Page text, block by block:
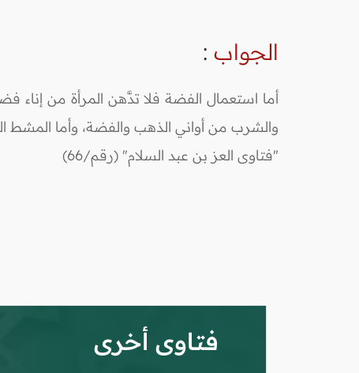
الجواب :
أما استعمال الفضة فلا تدَّهن المرأة من إناء
والشرب من أواني الذهب والفضة، وأما المشط
"فتاوى العز بن عبد السلام" (رقم/66)
فتاوى أخرى